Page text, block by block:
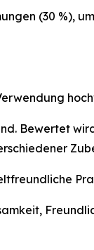
(30 %),
Bewertet